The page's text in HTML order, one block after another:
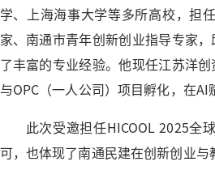
学、上海海事大学等多所高校，担
家、南通市青年创新创业指导专家
了丰富的专业经验。他现任江苏洋
与OPC（一人公司）项目孵化，在
此次受邀担任HICOOL 2025全
可，也体现了南通民建在创新创业与